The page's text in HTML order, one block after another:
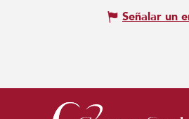
Señalar un